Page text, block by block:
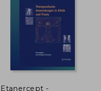
55%
Etanercept -